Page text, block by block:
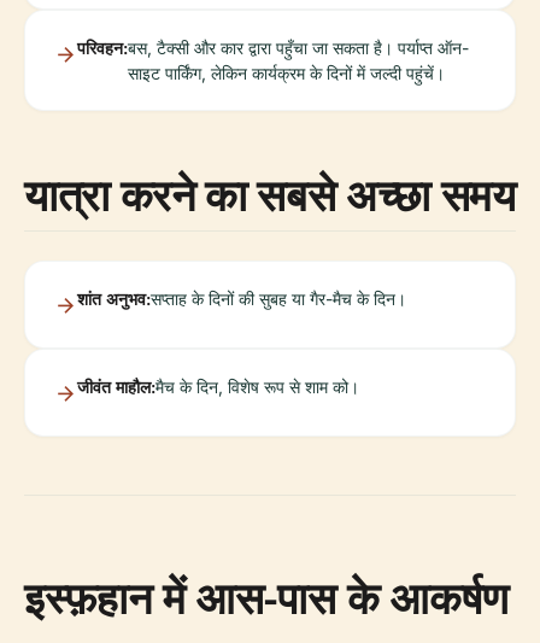
परिवहन:बस, टैक्सी और कार द्वारा पहुँचा जा सकता है। पर्याप्त ऑन-
साइट पार्किंग, लेकिन कार्यक्रम के दिनों में जल्दी पहुंचें।
यात्रा करने का सबसे अच्छा समय
शांत अनुभव:सप्ताह के दिनों की सुबह या गैर-मैच के दिन।
जीवंत माहौल:मैच के दिन, विशेष रूप से शाम को।
इस्फ़हान में आस-पास के आकर्षण